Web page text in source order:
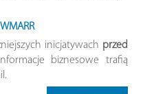
inicjatywach przed
biznesowe trafią